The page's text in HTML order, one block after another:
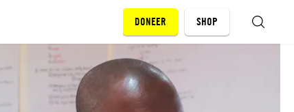
DONEER SHOP